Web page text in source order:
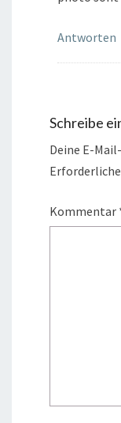
Antworten
Schreibe
Deine E-
Kommentar